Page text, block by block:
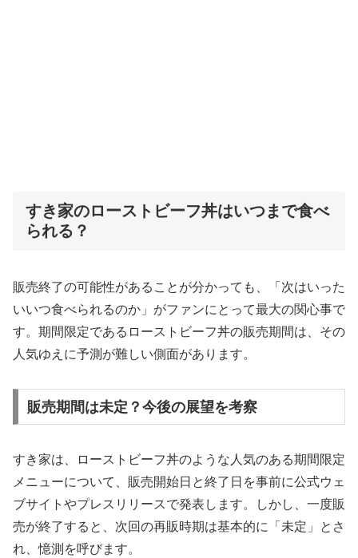
すき家のローストビーフ丼はいつまで食べ
られる？
販売終了の可能性があることが分かっても、「次はいった
いいつ食べられるのか」がファンにとって最大の関心事で
す。期間限定であるローストビーフ丼の販売期間は、その
人気ゆえに予測が難しい側面があります。
販売期間は未定？今後の展望を考察
すき家は、ローストビーフ丼のような人気のある期間限定
メニューについて、販売開始日と終了日を事前に公式ウェ
ブサイトやプレスリリースで発表します。しかし、一度販
売が終了すると、次回の再販時期は基本的に「未定」とさ
れ、憶測を呼びます。